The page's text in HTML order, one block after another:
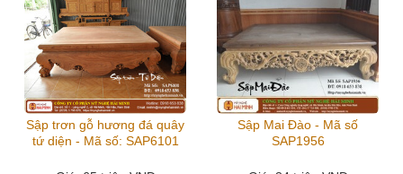
Sập trơn gỗ hương đá quây
tứ diện - Mã số: SAP6101
Sập Mai Đào - Mã số
SAP1956